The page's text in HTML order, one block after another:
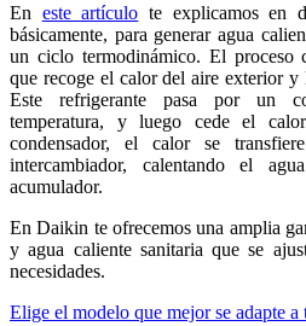
En este artículo te explicamos en
básicamente, para generar agua
un ciclo termodinámico. El proceso
que recoge el calor del aire exterior y
Este refrigerante pasa por un
temperatura, y luego cede el
condensador, el calor se
intercambiador, calentando el
acumulador.
En Daikin te ofrecemos una amplia
y agua caliente sanitaria que se
necesidades.
Elige el modelo que mejor se adapte a